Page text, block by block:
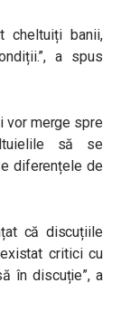
cheltuiți banii,
a spus
vor merge spre
să se
diferențele de
că discuțiile
critici cu
în discuție”, a